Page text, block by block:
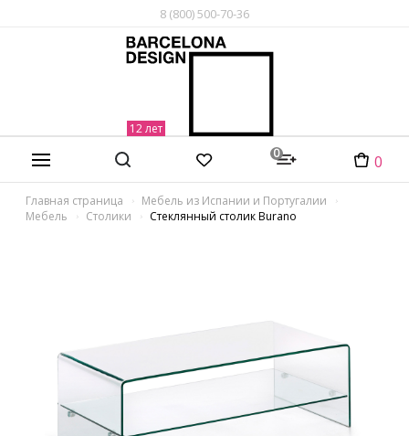
8 (800) 500-70-36
0 0
Главная страница
Мебель из Испании и Португалии
Мебель
Столики Стеклянный столик Burano